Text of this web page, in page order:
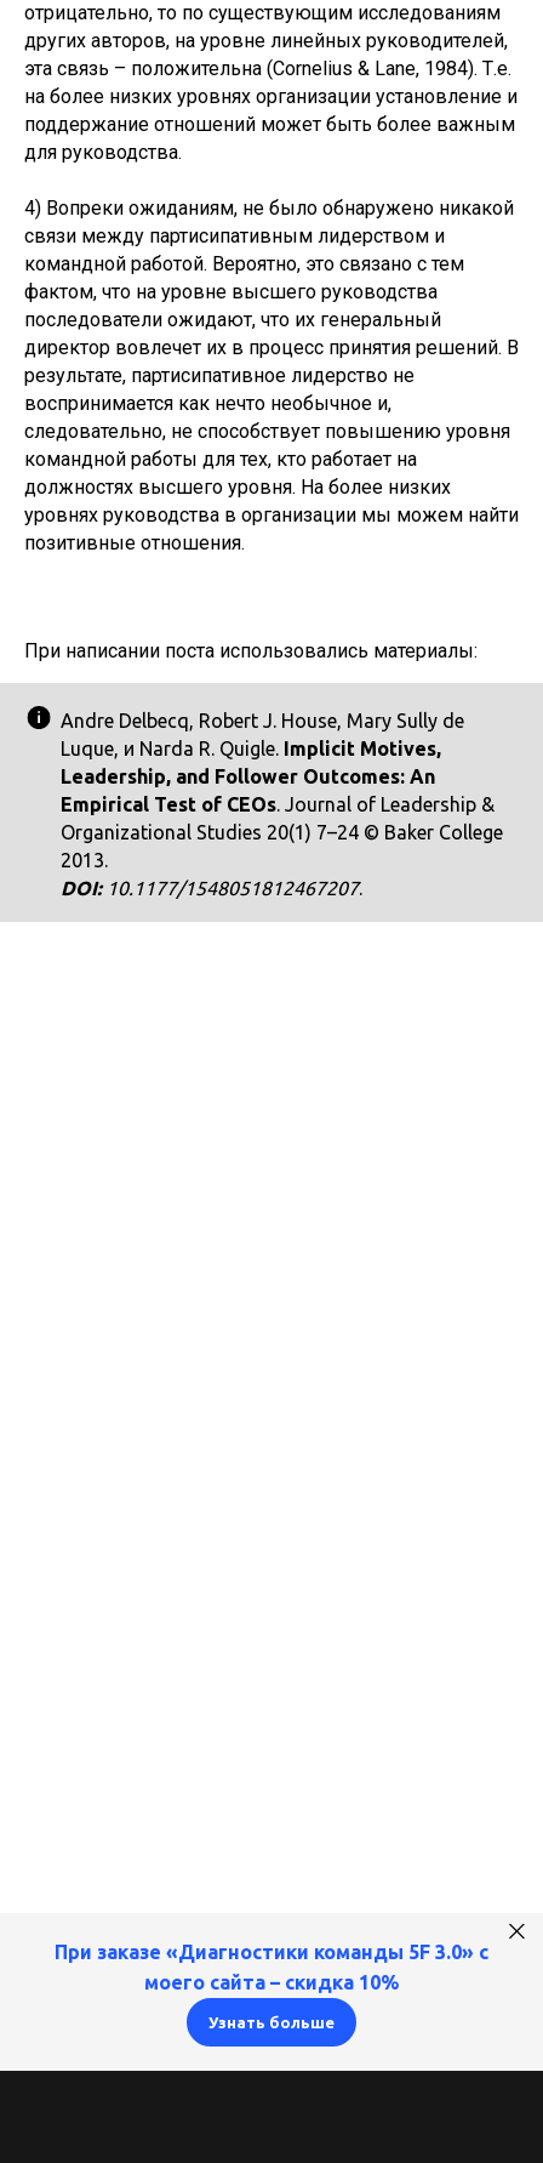
отрицательно, то по существующим исследованиям
других авторов, на уровне линейных руководителей,
эта связь – положительна (Cornelius & Lane, 1984). Т.е.
на более низких уровнях организации установление и
поддержание отношений может быть более важным
для руководства.
4) Вопреки ожиданиям, не было обнаружено никакой
связи между партисипативным лидерством и
командной работой. Вероятно, это связано с тем
фактом, что на уровне высшего руководства
последователи ожидают, что их генеральный
директор вовлечет их в процесс принятия решений. В
результате, партисипативное лидерство не
воспринимается как нечто необычное и,
следовательно, не способствует повышению уровня
командной работы для тех, кто работает на
должностях высшего уровня. На более низких
уровнях руководства в организации мы можем найти
позитивные отношения.
При написании поста использовались материалы:
Andre Delbecq, Robert J. House, Mary Sully de
Luque, и Narda R. Quigle. Implicit Motives,
Leadership, and Follower Outcomes: An
Empirical Test of CEOs. Journal of Leadership &
Organizational Studies 20(1) 7–24 © Baker College
2013.
DOI: 10.1177/1548051812467207.
При заказе «Диагностики команды 5F 3.0» с
моего сайта – cкидка 10%
Узнать больше